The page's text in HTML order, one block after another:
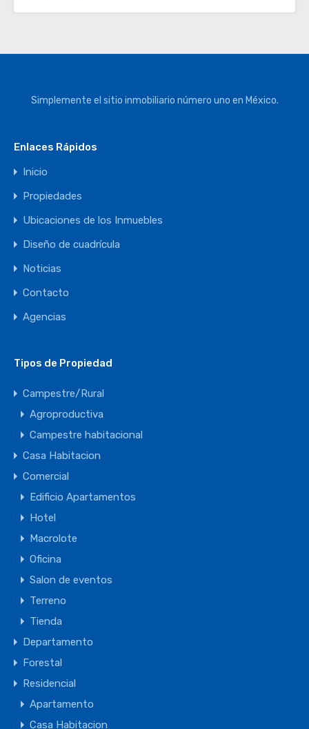
Simplemente el sitio inmobiliario número uno en México.
Enlaces Rápidos
Inicio
Propiedades
Ubicaciones de los Inmuebles
Diseño de cuadrícula
Noticias
Contacto
Agencias
Tipos de Propiedad
Campestre/Rural
Agroproductiva
Campestre habitacional
Casa Habitacion
Comercial
Edificio Apartamentos
Hotel
Macrolote
Oficina
Salon de eventos
Terreno
Tienda
Departamento
Forestal
Residencial
Apartamento
Casa Habitacion